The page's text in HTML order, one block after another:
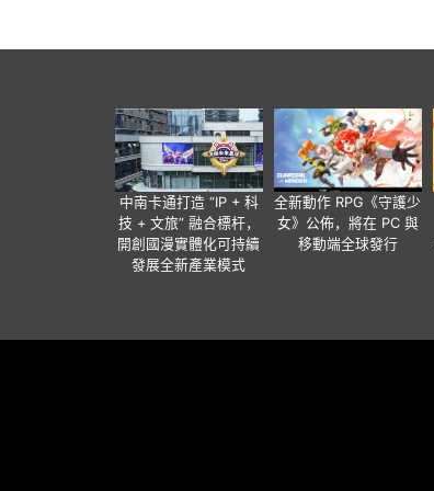
中南卡通打造 “IP + 科
技 + 文旅” 融合標杆，
開創國漫實體化可持續
發展全新產業模式
全新動作 RPG《守護少
女》公佈，將在 PC 與
移動端全球發行